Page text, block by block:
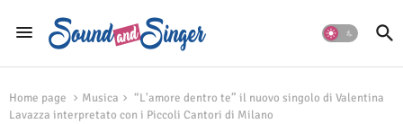
Home page Musica
“L'amore dentro te” il nuovo singolo di Valentina
Lavazza interpretato con i Piccoli Cantori di Milano